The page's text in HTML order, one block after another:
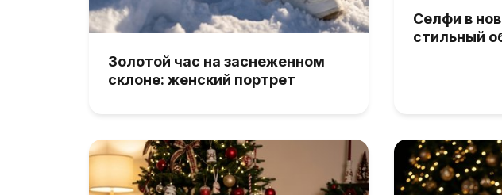
Золотой час на заснеженном
склоне: женский портрет
Селфи в
стильный